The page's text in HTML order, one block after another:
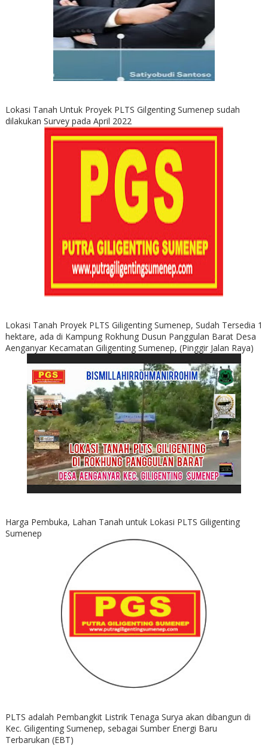
Lokasi Tanah Untuk Proyek PLTS Gilgenting Sumenep sudah
dilakukan Survey pada April 2022
Lokasi Tanah Proyek PLTS Giligenting Sumenep, Sudah Tersedia 1
hektare, ada di Kampung Rokhung Dusun Panggulan Barat Desa
Aenganyar Kecamatan Giligenting Sumenep, (Pinggir Jalan Raya)
Harga Pembuka, Lahan Tanah untuk Lokasi PLTS Giligenting
Sumenep
PLTS adalah Pembangkit Listrik Tenaga Surya akan dibangun di
Kec. Giligenting Sumenep, sebagai Sumber Energi Baru
Terbarukan (EBT)